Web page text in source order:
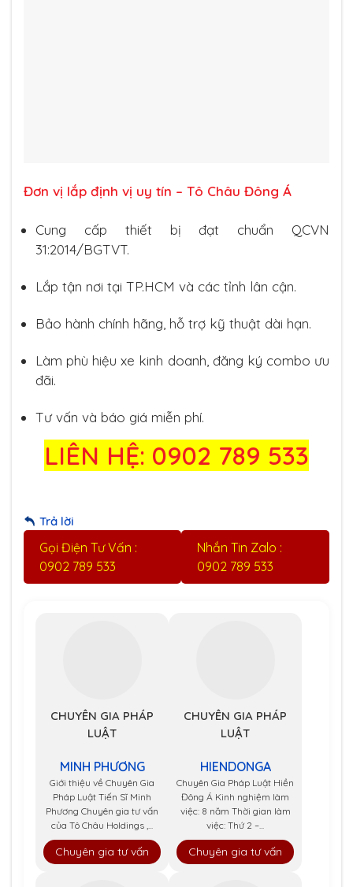
Đơn vị lắp định vị uy tín – Tô Châu Đông Á
Cung cấp thiết bị đạt chuẩn QCVN
31:2014/BGTVT.
Lắp tận nơi tại TP.HCM và các tỉnh lân cận.
Bảo hành chính hãng, hỗ trợ kỹ thuật dài hạn.
Làm phù hiệu xe kinh doanh, đăng ký combo ưu
đãi.
Tư vấn và báo giá miễn phí.
LIÊN HỆ: 0902 789 533
Trả lời
Gọi Điện Tư Vấn :
0902 789 533
Nhắn Tin Zalo :
0902 789 533
CHUYÊN GIA PHÁP
LUẬT
MINH PHƯƠNG
Giới thiệu về Chuyên Gia
Pháp Luật Tiến Sĩ Minh
Phương Chuyên gia tư vấn
của Tô Châu Holdings ,...
Chuyên gia tư vấn
CHUYÊN GIA PHÁP
LUẬT
HIENDONGA
Chuyên Gia Pháp Luật Hiền
Đông Á Kinh nghiệm làm
việc: 8 năm Thời gian làm
việc: Thứ 2 –...
Chuyên gia tư vấn